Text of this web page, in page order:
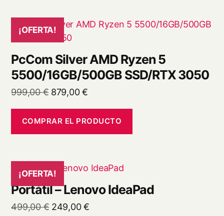
¡OFERTA!
PcCom Silver AMD Ryzen 5
5500/16GB/500GB SSD/RTX 3050
999,00€ El
original
era:
879,00€El
actual
es:
COMPRAR EL PRODUCTO
¡OFERTA!
Portátil – Lenovo IdeaPad
499,00€ El
249,00€El